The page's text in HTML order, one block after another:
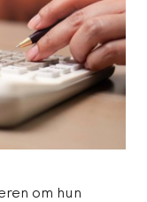
om hun